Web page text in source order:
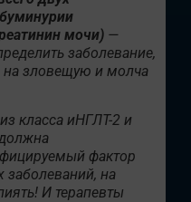
мочи) —
заболевание,
на зловещую и молча
класса иНГЛТ-2 и
фактор
заболеваний, на
И терапевты